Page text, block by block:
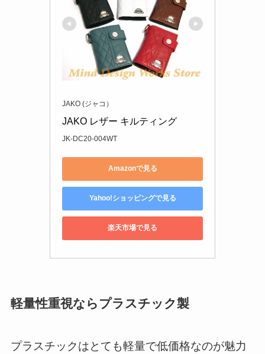
JAKO (ジャコ）
JAKO レザー キルティング
JK-DC20-004WT
Amazonで見る
Yahoo!ショッピングで見る
楽天市場で見る
軽量性重視ならプラスチック製
プラスチックはとても軽量で低価格なのが魅力